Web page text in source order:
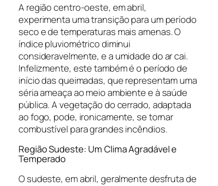
A região centro-oeste, em abril,
experimenta uma transição para um período
seco e de temperaturas mais amenas. O
índice pluviométrico diminui
consideravelmente, e a umidade do ar cai.
Infelizmente, este também é o período de
início das queimadas, que representam uma
séria ameaça ao meio ambiente e à saúde
pública. A vegetação do cerrado, adaptada
ao fogo, pode, ironicamente, se tornar
combustível para grandes incêndios.
Região Sudeste: Um Clima Agradável e
Temperado
O sudeste, em abril, geralmente desfruta de